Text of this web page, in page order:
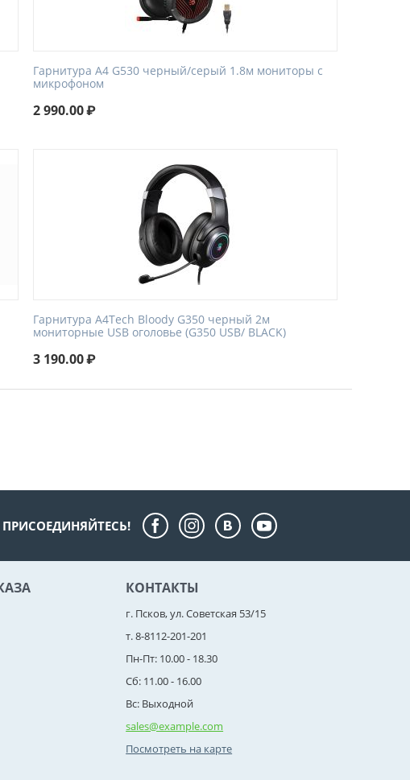
Гарнитура A4 G530 черный/серый 1.8м мониторы с
микрофоном
2 990.00₽
Гарнитура A4Tech Bloody G350 черный 2м
мониторные USB оголовье (G350 USB/ BLACK)
3 190.00₽
ПРИСОЕДИНЯЙТЕСЬ!
КОНТАКТЫ
г. Псков, ул. Советская 53/15
т. 8-8112-201-201
Пн-Пт: 10.00 - 18.30
Сб: 11.00 - 16.00
Вс: Выходной
sales@example.com
Посмотреть на карте